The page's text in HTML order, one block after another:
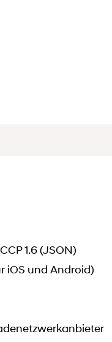
1.6 (JSON)
iOS und Android)